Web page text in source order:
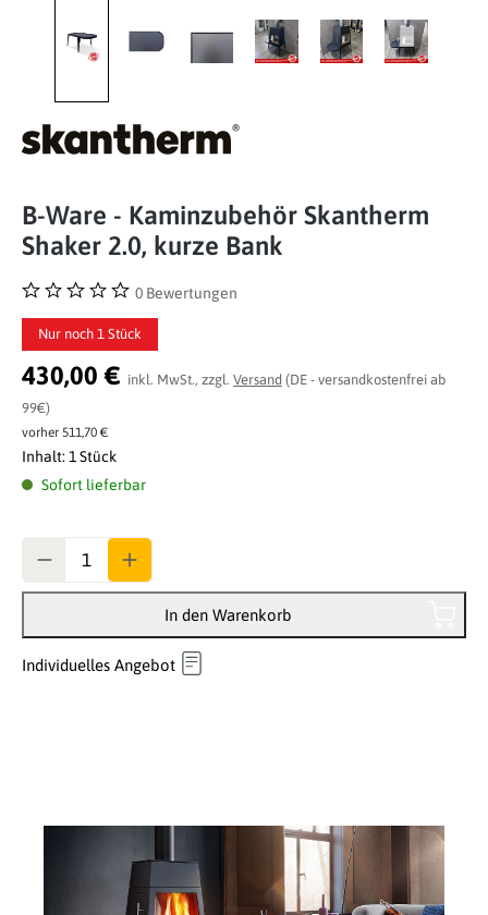
B-Ware - Kaminzubehör Skantherm
Shaker 2.0, kurze Bank
Durchschnittliche Bewertung von 0 von 5 Sternen
0 Bewertungen
Nur noch 1 Stück
430,00 € inkl. MwSt., zzgl. Versand (DE - versandkostenfrei ab
99€)
vorher 511,70 €
Inhalt: 1 Stück
Sofort lieferbar
In den Warenkorb
Individuelles Angebot